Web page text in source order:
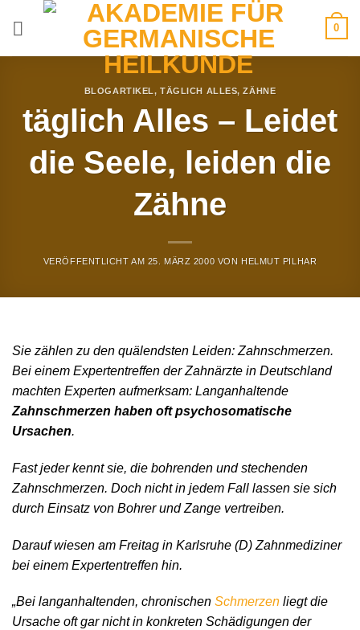
0
BLOGARTIKEL,TÄGLICH ALLES,ZÄHNE
täglich Alles – Leidet
die Seele, leiden die
Zähne
VERÖFFENTLICHT AM 25. MÄRZ 2000 VON HELMUT PILHAR
Sie zählen zu den quälendsten Leiden: Zahnschmerzen.
Bei einem Expertentreffen der Zahnärzte in Deutschland
machten Experten aufmerksam: Langanhaltende
Zahnschmerzen haben oft psychosomatische
Ursachen.
Fast jeder kennt sie, die bohrenden und stechenden
Zahnschmerzen. Doch nicht in jedem Fall lassen sie sich
durch Einsatz von Bohrer und Zange vertreiben.
Darauf wiesen am Freitag in Karlsruhe (D) Zahnmediziner
bei einem Expertentreffen hin.
„Bei langanhaltenden, chronischen Schmerzen liegt die
Ursache oft gar nicht in konkreten Schädigungen der